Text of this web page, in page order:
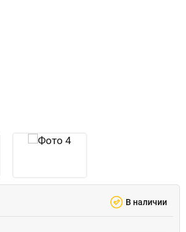
В наличии